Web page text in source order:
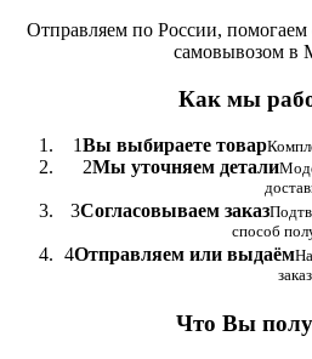
Отправляем по России,
самовывозом в
Как мы
1Вы выбираете товар
2Мы уточняем детали
3Согласовываем заказ
способ
4Отправляем или выдаём
Что Вы